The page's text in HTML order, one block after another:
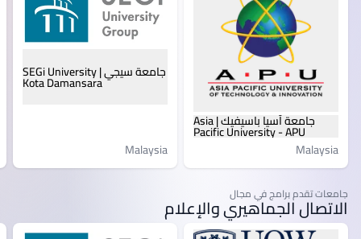
جامعة آسيا باسيفيك | Asia
Pacific University - APU
Malaysia
جامعة سيجي | SEGi University
Kota Damansara
Malaysia
جامعات تقدم برامج في مجال
الاتصال الجماهيري والإعلام